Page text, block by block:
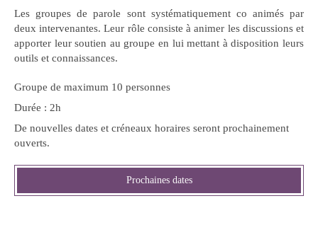
Les groupes de parole sont systématiquement co animés par
deux intervenantes. Leur rôle consiste à animer les discussions et
apporter leur soutien au groupe en lui mettant à disposition leurs
outils et connaissances.
Groupe de maximum 10 personnes
Durée : 2h
De nouvelles dates et créneaux horaires seront prochainement
ouverts.
Prochaines dates